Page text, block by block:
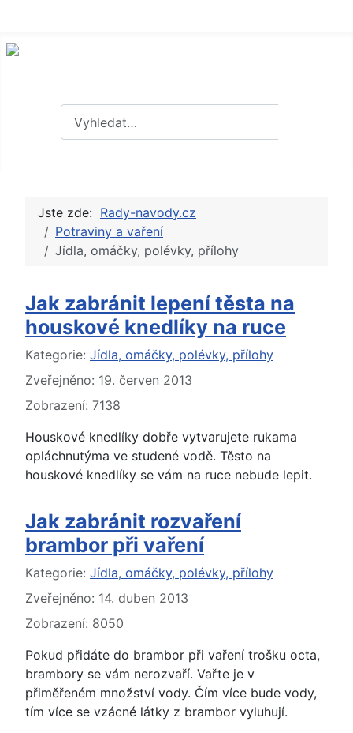
Jste zde: Rady-navody.cz
Potraviny a vaření
Jídla, omáčky, polévky, přílohy
Jak zabránit lepení těsta na
houskové knedlíky na ruce
Základní údaje
Kategorie: Jídla, omáčky, polévky, přílohy
Zveřejněno: 19. červen 2013
Zobrazení: 7138
Houskové knedlíky dobře vytvarujete rukama
opláchnutýma ve studené vodě. Těsto na
houskové knedlíky se vám na ruce nebude lepit.
Jak zabránit rozvaření
brambor při vaření
Základní údaje
Kategorie: Jídla, omáčky, polévky, přílohy
Zveřejněno: 14. duben 2013
Zobrazení: 8050
Pokud přidáte do brambor při vaření trošku octa,
brambory se vám nerozvaří. Vařte je v
přiměřeném množství vody. Čím více bude vody,
tím více se vzácné látky z brambor vyluhují.